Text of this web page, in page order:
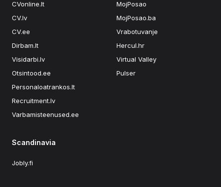
CVonline.lt
CV.lv
CV.ee
Dirbam.lt
Visidarbi.lv
Otsintood.ee
Personaloatrankos.lt
Recruitment.lv
Varbamisteenused.ee
MojPosao
MojPosao.ba
Vrabotuvanje
Hercul.hr
Virtual Valley
Pulser
Scandinavia
Jobly.fi